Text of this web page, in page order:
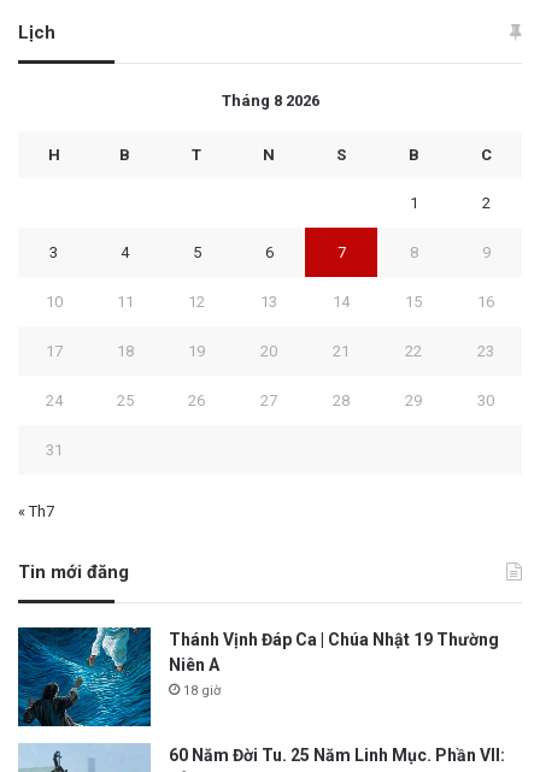
Lịch
Tháng 8 2026
H B T N S B C
1 2
3 4 5 6 7 8 9
10 11 12 13 14 15 16
17 18 19 20 21 22 23
24 25 26 27 28 29 30
31
« Th7
Tin mới đăng
Thánh Vịnh Đáp Ca | Chúa Nhật 19 Thường
Niên A
18 giờ
60 Năm Đời Tu. 25 Năm Linh Mục. Phần VII: